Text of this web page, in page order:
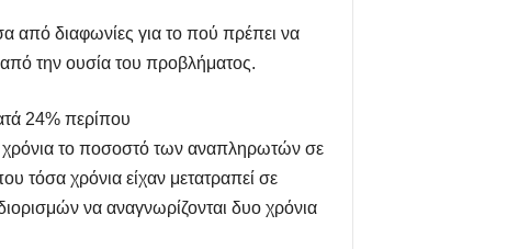
από διαφωνίες για το πού πρέπει να
την ουσία του προβλήματος.
24% περίπου
χρόνια το ποσοστό των αναπληρωτών σε
τόσα χρόνια είχαν μετατραπεί σε
να αναγνωρίζονται δυο χρόνια